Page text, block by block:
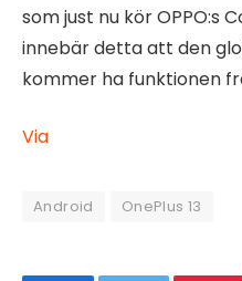
som just nu kör OPPO:s
innebär detta att den
kommer ha funktionen
Via
Android OnePlus 13